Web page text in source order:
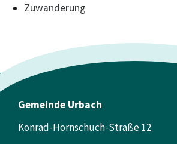
Zuwanderung
Gemeinde Urbach
Konrad-Hornschuch-Straße 12